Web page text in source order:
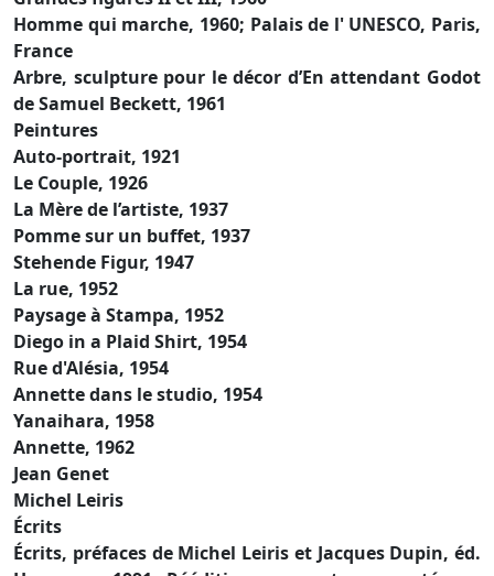
Homme qui marche, 1960; Palais de l' UNESCO, Paris,
France
Arbre, sculpture pour le décor d’En attendant Godot
de Samuel Beckett, 1961
Peintures
Auto-portrait, 1921
Le Couple, 1926
La Mère de l’artiste, 1937
Pomme sur un buffet, 1937
Stehende Figur, 1947
La rue, 1952
Paysage à Stampa, 1952
Diego in a Plaid Shirt, 1954
Rue d'Alésia, 1954
Annette dans le studio, 1954
Yanaihara, 1958
Annette, 1962
Jean Genet
Michel Leiris
Écrits
Écrits, préfaces de Michel Leiris et Jacques Dupin, éd.